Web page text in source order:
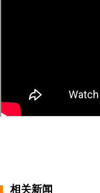
相关新闻